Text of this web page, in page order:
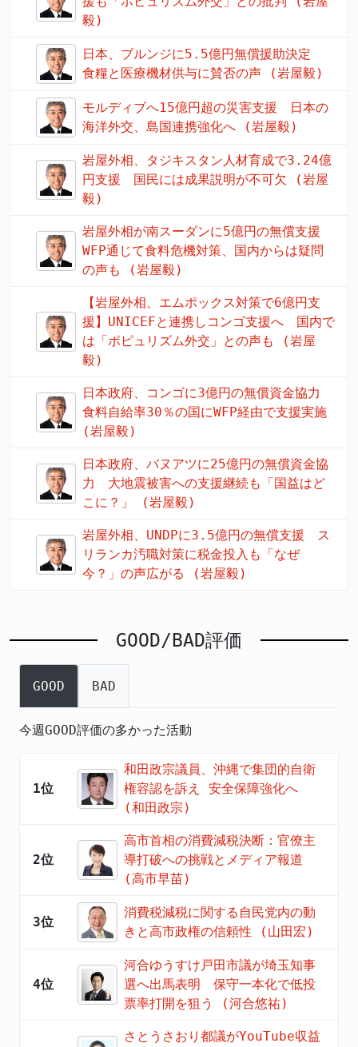
毅)
日本、ブルンジに5.5億円無償援助決定
食糧と医療機材供与に賛否の声 (岩屋毅)
モルディブへ15億円超の災害支援 日本の
海洋外交、島国連携強化へ (岩屋毅)
岩屋外相、タジキスタン人材育成で3.24億
円支援 国民には成果説明が不可欠 (岩屋
毅)
岩屋外相が南スーダンに5億円の無償支援
WFP通じて食料危機対策、国内からは疑問
の声も (岩屋毅)
【岩屋外相、エムポックス対策で6億円支
援】UNICEFと連携しコンゴ支援へ 国内で
は「ポピュリズム外交」との声も (岩屋
毅)
日本政府、コンゴに3億円の無償資金協力
食料自給率30％の国にWFP経由で支援実施
(岩屋毅)
日本政府、バヌアツに25億円の無償資金協
力 大地震被害への支援継続も「国益はど
こに？」 (岩屋毅)
岩屋外相、UNDPに3.5億円の無償支援 ス
リランカ汚職対策に税金投入も「なぜ
今？」の声広がる (岩屋毅)
GOOD/BAD評価
GOOD BAD
今週GOOD評価の多かった活動
1位
和田政宗議員、沖縄で集団的自衛
権容認を訴え 安全保障強化へ
(和田政宗)
2位
高市首相の消費減税決断：官僚主
導打破への挑戦とメディア報道
(高市早苗)
3位
消費税減税に関する自民党内の動
きと高市政権の信頼性 (山田宏)
4位
河合ゆうすけ戸田市議が埼玉知事
選へ出馬表明 保守一本化で低投
票率打開を狙う (河合悠祐)
さとうさおり都議がYouTube収益